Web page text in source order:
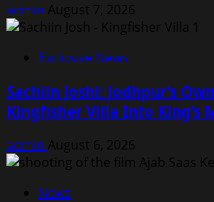
admin August 7, 2026
Exclusive News
Sachiin Joshi: Jodhpur’s
Kingfisher Villa Into King’s
admin August 6, 2026
News